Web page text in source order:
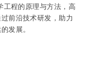
工程的原理与方法，高
前沿技术研发，助力
发展。